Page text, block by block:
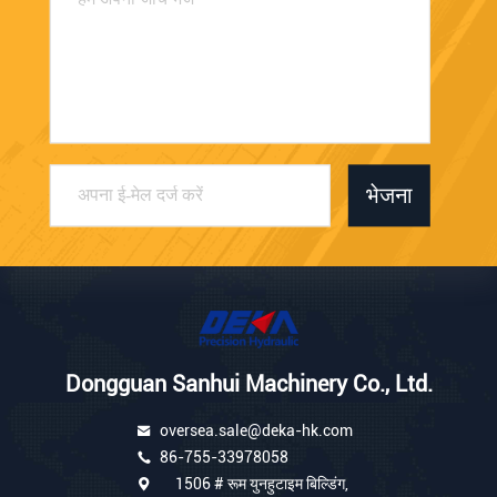
भेजना
Dongguan Sanhui Machinery Co., Ltd.
oversea.sale@deka-hk.com
86-755-33978058
1506 # रूम युनहुटाइम बिल्डिंग,